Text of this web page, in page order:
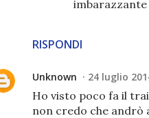
RISPONDI
imbarazzante
Unknown 24 luglio
Ho visto poco fa il
non credo che andrò